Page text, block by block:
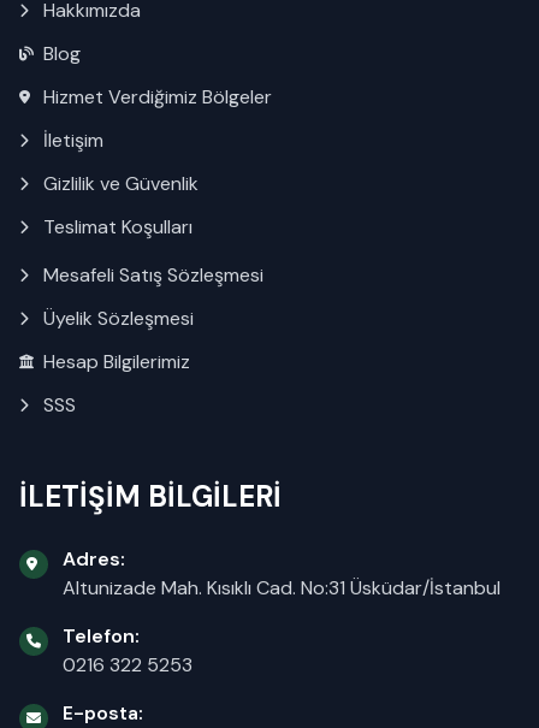
Hakkımızda
Blog
Hizmet Verdiğimiz Bölgeler
İletişim
Gizlilik ve Güvenlik
Teslimat Koşulları
Mesafeli Satış Sözleşmesi
Üyelik Sözleşmesi
Hesap Bilgilerimiz
SSS
İLETİŞİM BİLGİLERİ
Adres:
Altunizade Mah. Kısıklı Cad. No:31 Üsküdar/İstanbul
Telefon:
0216 322 5253
E-posta: